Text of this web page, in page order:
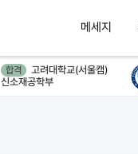
메세지
합격
고려대학교(서울캠)
신소재공학부